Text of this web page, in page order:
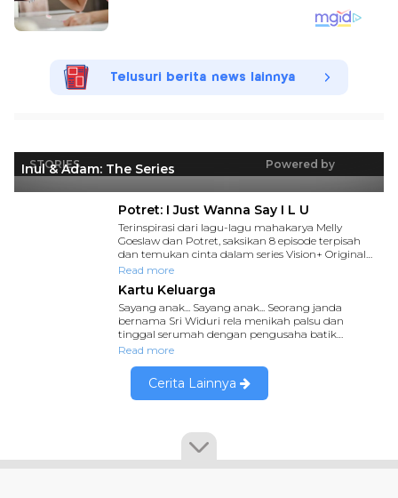
Telusuri berita news lainnya